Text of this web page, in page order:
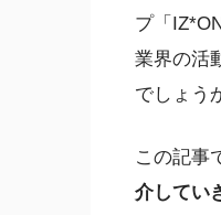
プ「
業界の活
でしょう
この記事
介してい